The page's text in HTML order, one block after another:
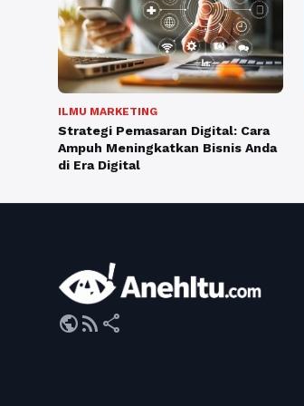
ILMU MARKETING
Strategi Pemasaran Digital: Cara
Ampuh Meningkatkan Bisnis Anda
di Era Digital
publicrss_feed share